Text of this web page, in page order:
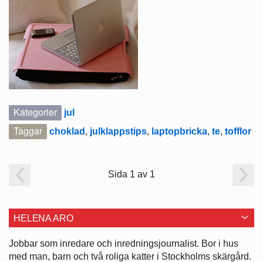
Kategorier jul
Taggar choklad , julklappstips, laptopbricka, te, tofflor
Sida 1 av 1
HELENA ARO
Jobbar som inredare och ­inredningsjournalist. Bor i hus
med man, barn och två roliga katter i ­Stockholms skärgård.